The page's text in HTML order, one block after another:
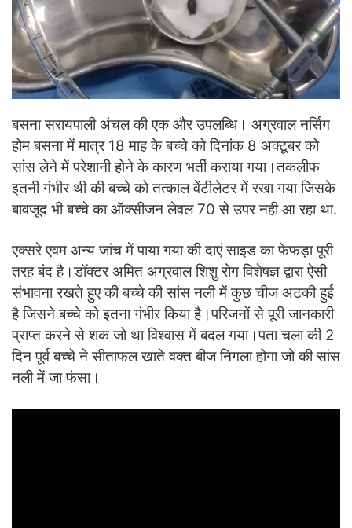
बसना सरायपाली अंचल की एक और उपलब्धि। अग्रवाल नर्सिंग
होम बसना में मात्र 18 माह के बच्चे को दिनांक 8 अक्टूबर को
सांस लेने में परेशानी होने के कारण भर्ती कराया गया।तकलीफ
इतनी गंभीर थी की बच्चे को तत्काल वेंटीलेटर में रखा गया जिसके
बावजूद भी बच्चे का ऑक्सीजन लेवल 70 से उपर नही आ रहा था.
एक्सरे एवम अन्य जांच में पाया गया की दाएं साइड का फेफड़ा पूरी
तरह बंद है।डॉक्टर अमित अग्रवाल शिशु रोग विशेषज्ञ द्वारा ऐसी
संभावना रखते हुए की बच्चे की सांस नली में कुछ चीज अटकी हुई
है जिसने बच्चे को इतना गंभीर किया है।परिजनों से पूरी जानकारी
प्राप्त करने से शक जो था विश्वास में बदल गया।पता चला की 2
दिन पूर्व बच्चे ने सीताफल खाते वक्त बीज निगला होगा जो की सांस
नली में जा फंसा।